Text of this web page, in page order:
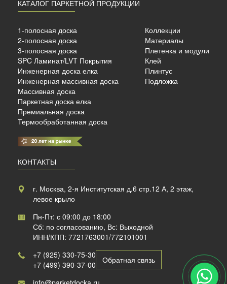
мм.
м²
КАТАЛОГ ПАРКЕТНОЙ ПРОДУКЦИИ
1-полосная доска
2-полосная доска
3-полосная доска
SPC Ламинат/LVT Покрытия
Инженерная доска елка
Инженерная массивная доска
Массивная доска
Паркетная доска елка
Премиальная доска
Термообработанная доска
Коллекции
Материалы
Плетенка и модули
Клей
Плинтус
Подложка
КОНТАКТЫ
г. Москва, 2-я Институтская д.6 стр.12 А, 2 этаж,
левое крыло
Пн-Пт: с 09:00 до 18:00
Сб: по согласованию, Вс: Выходной
ИНН/КПП: 7721763001/772101001
+7 (925) 330-75-30
+7 (499) 390-37-00
Обратная связь